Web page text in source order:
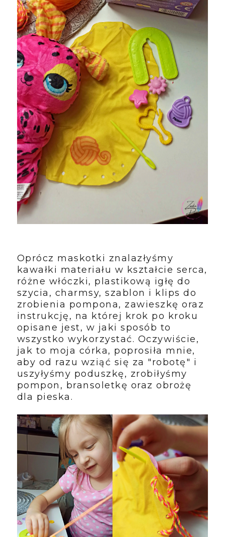
Oprócz maskotki znalazłyśmy
kawałki materiału w kształcie serca,
różne włóczki, plastikową igłę do
szycia, charmsy, szablon i klips do
zrobienia pompona, zawieszkę oraz
instrukcję, na której krok po kroku
opisane jest, w jaki sposób to
wszystko wykorzystać. Oczywiście,
jak to moja córka, poprosiła mnie,
aby od razu wziąć się za "robotę" i
uszyłyśmy poduszkę, zrobiłyśmy
pompon, bransoletkę oraz obrożę
dla pieska.